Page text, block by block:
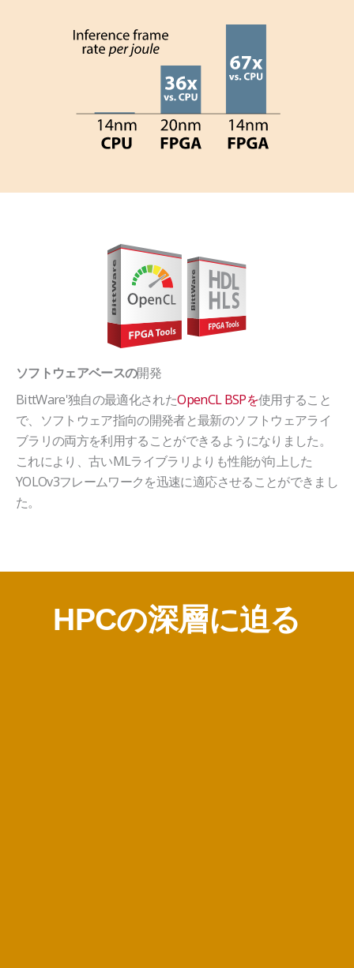
ソフトウェアベースの開発
BittWare'独自の最適化されたOpenCL BSPを使用すること
で、ソフトウェア指向の開発者と最新のソフトウェアライ
ブラリの両方を利用することができるようになりました。
これにより、古いMLライブラリよりも性能が向上した
YOLOv3フレームワークを迅速に適応させることができまし
た。
HPCの深層に迫る